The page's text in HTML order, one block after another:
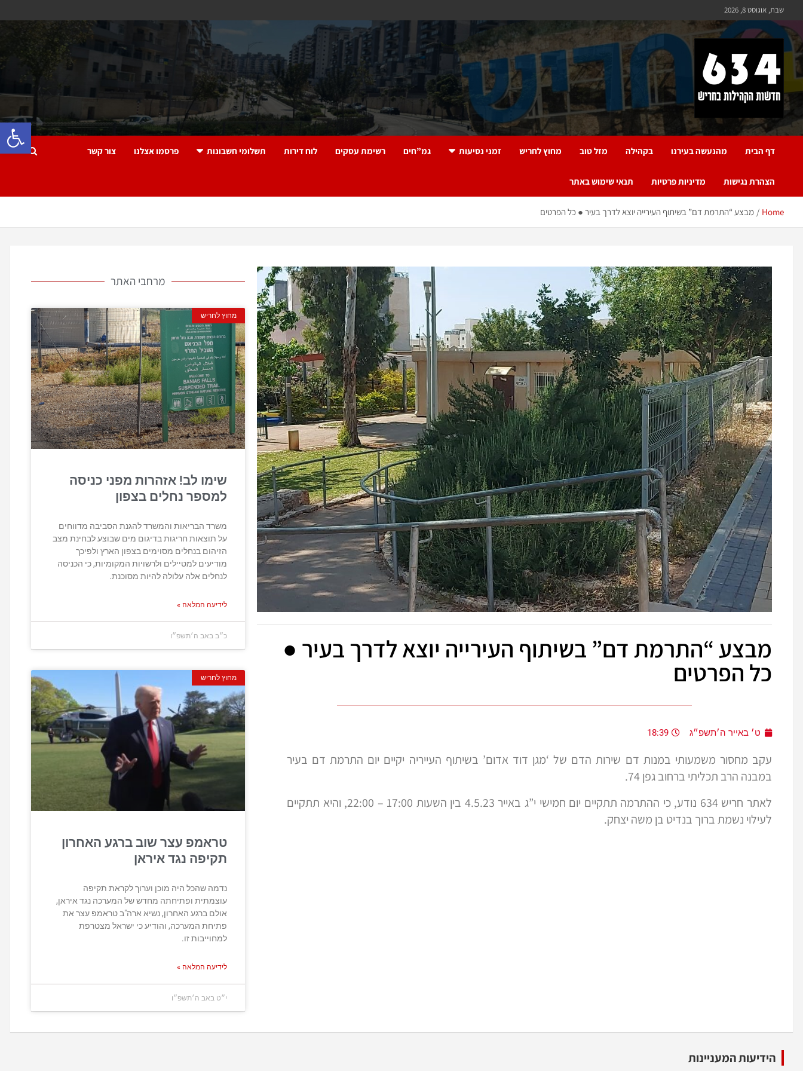
שבת, אוגוסט 8, 2026
חריש 634
חדשות הקהילות בחריש
דף הבית מהנעשה בעירנו בקהילה מזל טוב מחוץ לחריש זמני נסיעות גמ”חים רשימת עסקים לוח דירות תשלומי חשבונות פרסמו אצלנו צור קשר
הצהרת נגישות מדיניות פרטיות תנאי שימוש באתר
Home מבצע “התרמת דם” בשיתוף העירייה יוצא לדרך בעיר ● כל הפרטים
מבצע “התרמת דם” בשיתוף העירייה יוצא לדרך בעיר ●
כל הפרטים
ט׳ באייר ה׳תשפ״ג 18:39
עקב מחסור משמעותי במנות דם שירות הדם של ‘מגן דוד אדום’ בשיתוף העייריה יקיים יום התרמת דם בעיר
במבנה הרב תכליתי ברחוב גפן 74.
לאתר חריש 634 נודע, כי ההתרמה תתקיים יום חמישי י”ג באייר 4.5.23 בין השעות 17:00 – 22:00, והיא תתקיים
לעילוי נשמת ברוך בנדיט בן משה יצחק.
מרחבי האתר
מחוץ לחריש
שימו לב! אזהרות מפני כניסה
למספר נחלים בצפון
משרד הבריאות והמשרד להגנת הסביבה מדווחים
על תוצאות חריגות בדיגום מים שבוצע לבחינת מצב
הזיהום בנחלים מסוימים בצפון הארץ ולפיכך
מודיעים למטיילים ולרשויות המקומיות, כי הכניסה
לנחלים אלה עלולה להיות מסוכנת.
לידיעה המלאה »
כ״ב באב ה׳תשפ״ו
מחוץ לחריש
טראמפ עצר שוב ברגע האחרון
תקיפה נגד איראן
נדמה שהכל היה מוכן וערוך לקראת תקיפה
עוצמתית ופתיחתה מחדש של המערכה נגד איראן,
אולם ברגע האחרון, נשיא ארה"ב טראמפ עצר את
פתיחת המערכה, והודיע כי ישראל מצטרפת
למחוייבות זו.
לידיעה המלאה »
י״ט באב ה׳תשפ״ו
הידיעות המעניינות